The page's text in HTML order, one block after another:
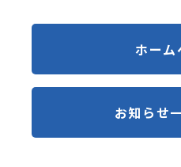
ホーム
お知らせ